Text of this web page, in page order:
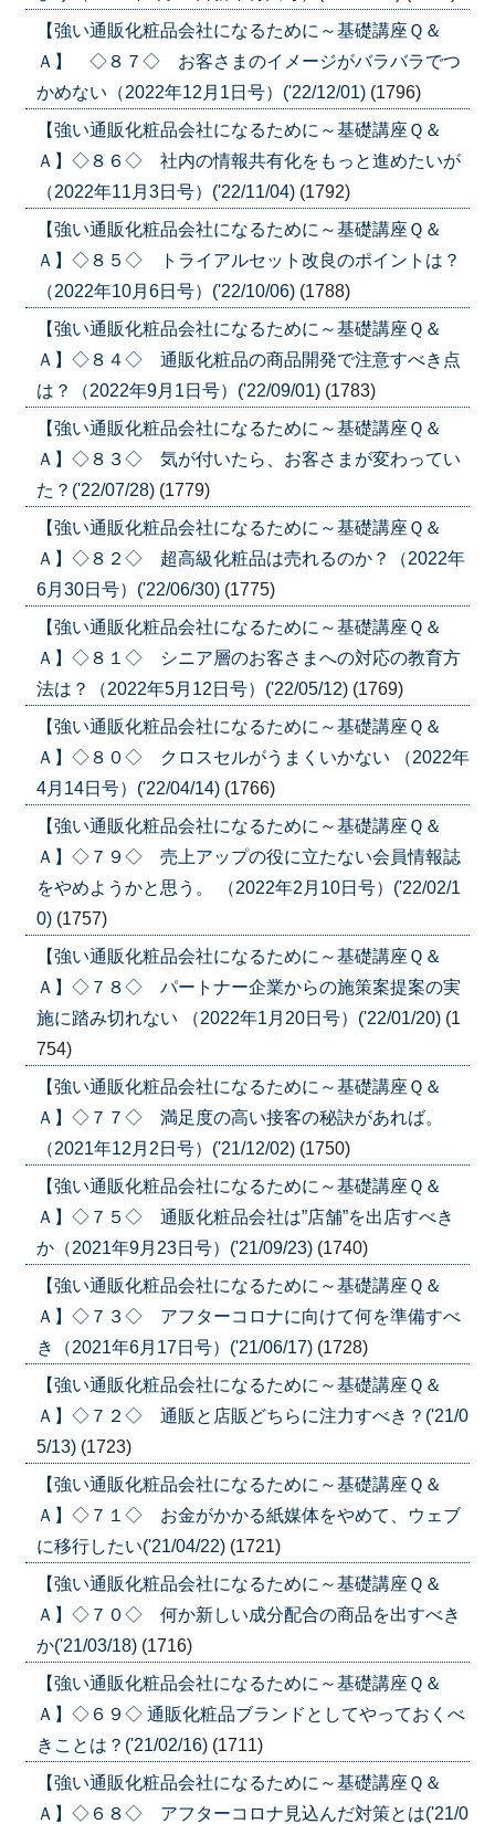
【強い通販化粧品会社になるために～基礎講座Ｑ＆
Ａ】 ◇８７◇ お客さまのイメージがバラバラでつ
かめない（2022年12月1日号）('22/12/01) (1796)
【強い通販化粧品会社になるために～基礎講座Ｑ＆
Ａ】◇８６◇ 社内の情報共有化をもっと進めたいが
（2022年11月3日号）('22/11/04) (1792)
【強い通販化粧品会社になるために～基礎講座Ｑ＆
Ａ】◇８５◇ トライアルセット改良のポイントは？
（2022年10月6日号）('22/10/06) (1788)
【強い通販化粧品会社になるために～基礎講座Ｑ＆
Ａ】◇８４◇ 通販化粧品の商品開発で注意すべき点
は？（2022年9月1日号）('22/09/01) (1783)
【強い通販化粧品会社になるために～基礎講座Ｑ＆
Ａ】◇８３◇ 気が付いたら、お客さまが変わってい
た？('22/07/28) (1779)
【強い通販化粧品会社になるために～基礎講座Ｑ＆
Ａ】◇８２◇ 超高級化粧品は売れるのか？（2022年
6月30日号）('22/06/30) (1775)
【強い通販化粧品会社になるために～基礎講座Ｑ＆
Ａ】◇８１◇ シニア層のお客さまへの対応の教育方
法は？（2022年5月12日号）('22/05/12) (1769)
【強い通販化粧品会社になるために～基礎講座Ｑ＆
Ａ】◇８０◇ クロスセルがうまくいかない （2022年
4月14日号）('22/04/14) (1766)
【強い通販化粧品会社になるために～基礎講座Ｑ＆
Ａ】◇７９◇ 売上アップの役に立たない会員情報誌
をやめようかと思う。 （2022年2月10日号）('22/02/1
0) (1757)
【強い通販化粧品会社になるために～基礎講座Ｑ＆
Ａ】◇７８◇ パートナー企業からの施策案提案の実
施に踏み切れない （2022年1月20日号）('22/01/20) (1
754)
【強い通販化粧品会社になるために～基礎講座Ｑ＆
Ａ】◇７７◇ 満足度の高い接客の秘訣があれば。
（2021年12月2日号）('21/12/02) (1750)
【強い通販化粧品会社になるために～基礎講座Ｑ＆
Ａ】◇７５◇ 通販化粧品会社は”店舗”を出店すべき
か（2021年9月23日号）('21/09/23) (1740)
【強い通販化粧品会社になるために～基礎講座Ｑ＆
Ａ】◇７３◇ アフターコロナに向けて何を準備すべ
き（2021年6月17日号）('21/06/17) (1728)
【強い通販化粧品会社になるために～基礎講座Ｑ＆
Ａ】◇７２◇ 通販と店販どちらに注力すべき？('21/0
5/13) (1723)
【強い通販化粧品会社になるために～基礎講座Ｑ＆
Ａ】◇７１◇ お金がかかる紙媒体をやめて、ウェブ
に移行したい('21/04/22) (1721)
【強い通販化粧品会社になるために～基礎講座Ｑ＆
Ａ】◇７０◇ 何か新しい成分配合の商品を出すべき
か('21/03/18) (1716)
【強い通販化粧品会社になるために～基礎講座Ｑ＆
Ａ】◇６９◇ 通販化粧品ブランドとしてやっておくべ
きことは？('21/02/16) (1711)
【強い通販化粧品会社になるために～基礎講座Ｑ＆
Ａ】◇６８◇ アフターコロナ見込んだ対策とは('21/0